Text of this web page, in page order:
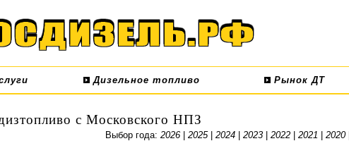
Дизельное топливо Рынок ДТ
с Московского НПЗ
Выбор года: 2026 2025| 2024 2023 2022 2021 2020|